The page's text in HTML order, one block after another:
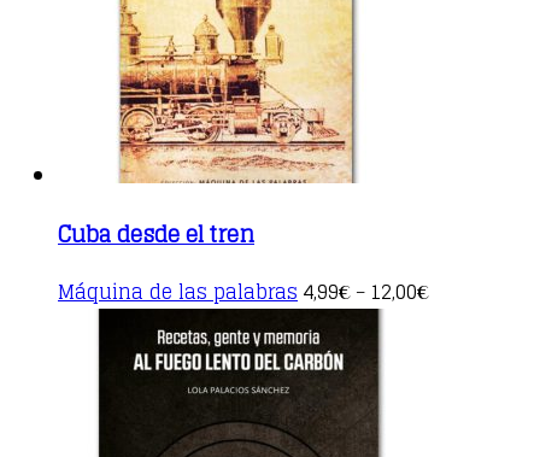
the
product
page
Cuba desde el tren
Máquina de las palabras This
product
has
multiple
variants.
The
options
may
4,99€ – 12,00€